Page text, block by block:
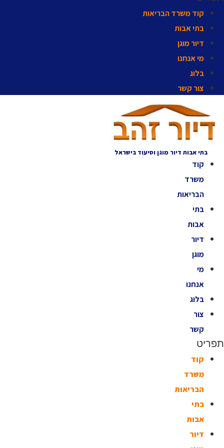
קוד משרד הבריאות
בתי אבות
דיור מוגן
מי אנחנו
בלוג
צור קשר
בתי אבות דיור מוגן וסיעוד בישראל
קוד
משרד
הבריאות
בתי
אבות
דיור
מוגן
מי
אנחנו
בלוג
צור
קשר
תפריט
קוד
משרד
הבריאות
בתי
אבות
דיור